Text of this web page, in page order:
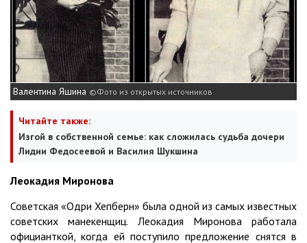
Валентина Яшина Фото из открытых источников
Читайте также:
Изгой в собственной семье: как сложилась судьба дочери
Лидии Федосеевой и Василия Шукшина
Леокадия Миронова
Советская «Одри Хепберн» была одной из самых известных
советских манекенщиц. Леокадия Миронова работала
официанткой, когда ей поступило предложение снятся в